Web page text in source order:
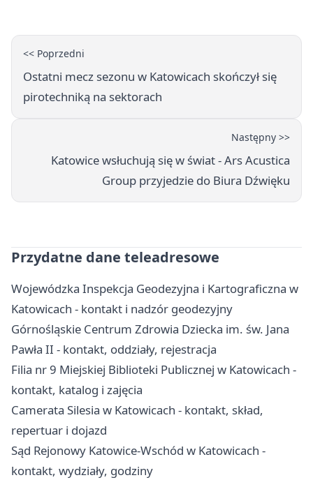
<< Poprzedni
Ostatni mecz sezonu w Katowicach skończył się
pirotechniką na sektorach
Następny >>
Katowice wsłuchują się w świat - Ars Acustica
Group przyjedzie do Biura Dźwięku
Przydatne dane teleadresowe
Wojewódzka Inspekcja Geodezyjna i Kartograficzna w
Katowicach - kontakt i nadzór geodezyjny
Górnośląskie Centrum Zdrowia Dziecka im. św. Jana
Pawła II - kontakt, oddziały, rejestracja
Filia nr 9 Miejskiej Biblioteki Publicznej w Katowicach -
kontakt, katalog i zajęcia
Camerata Silesia w Katowicach - kontakt, skład,
repertuar i dojazd
Sąd Rejonowy Katowice-Wschód w Katowicach -
kontakt, wydziały, godziny